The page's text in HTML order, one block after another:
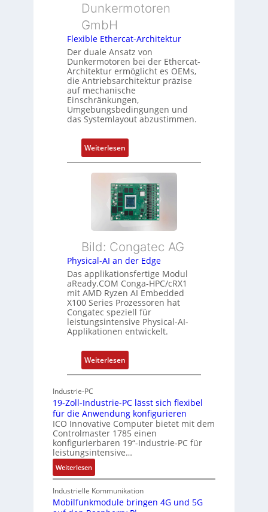
e
w
a
c
h
u
n
g
s
s
u
n
g
u
n
Z
u
s
t
a
n
d
ü
b
e
r
w
a
c
h
u
n
g
e
t
y
p
s
o
r
g
t
f
ü
r
m
e
h
r
i
s
t
u
n
g
Dunkermotoren
GmbH
Flexible Ethercat-Architektur
Der duale Ansatz von
Dunkermotoren bei der Ethercat-
Architektur ermöglicht es OEMs,
die Antriebsarchitektur präzise
auf mechanische
Einschränkungen,
Umgebungsbedingungen und
das Systemlayout abzustimmen.
Weiterlesen:
F
l
e
x
i
b
e
E
t
h
e
r
c
a
t
-
A
c
h
i
t
e
r
Bild: Congatec AG
Physical-AI an der Edge
Das applikationsfertige Modul
aReady.COM Conga-HPC/cRX1
mit AMD Ryzen AI Embedded
X100 Series Prozessoren hat
Congatec speziell für
leistungsintensive Physical-AI-
Applikationen entwickelt.
Weiterlesen:
P
s
i
c
a
I
Industrie-PC
19-Zoll-Industrie-PC lässt sich flexibel
für die Anwendung konfigurieren
ICO Innovative Computer bietet mit dem
Controlmaster 1785 einen
konfigurierbaren 19“-Industrie-PC für
leistungsintensive…
Weiterlesen:
1
9
-
Industrielle Kommunikation
Mobilfunkmodule bringen 4G und 5G